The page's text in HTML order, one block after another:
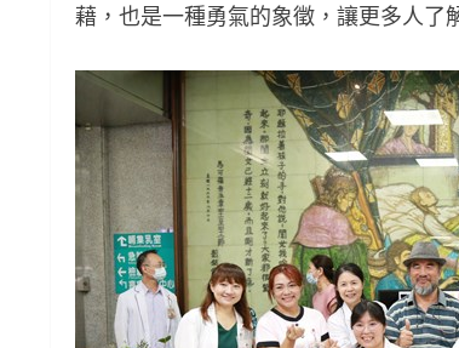
藉，也是一種勇氣的象徵，讓更多人了